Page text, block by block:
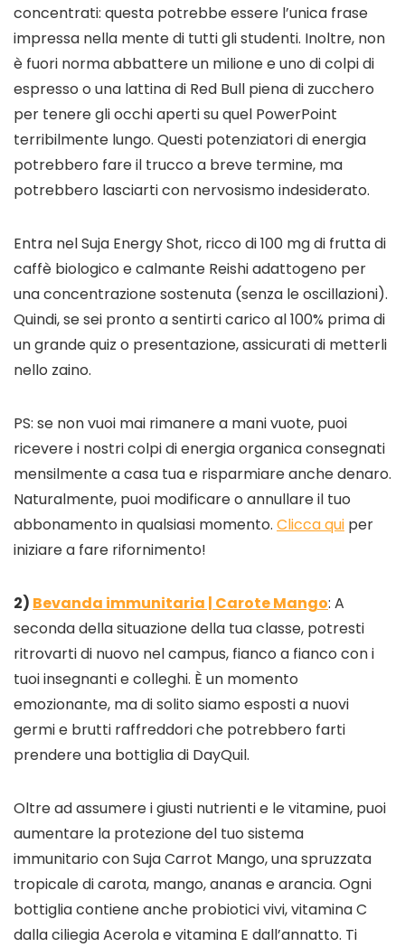
concentrati: questa potrebbe essere l’unica frase
impressa nella mente di tutti gli studenti. Inoltre, non
è fuori norma abbattere un milione e uno di colpi di
espresso o una lattina di Red Bull piena di zucchero
per tenere gli occhi aperti su quel PowerPoint
terribilmente lungo. Questi potenziatori di energia
potrebbero fare il trucco a breve termine, ma
potrebbero lasciarti con nervosismo indesiderato.
Entra nel Suja Energy Shot, ricco di 100 mg di frutta di
caffè biologico e calmante Reishi adattogeno per
una concentrazione sostenuta (senza le oscillazioni).
Quindi, se sei pronto a sentirti carico al 100% prima di
un grande quiz o presentazione, assicurati di metterli
nello zaino.
PS: se non vuoi mai rimanere a mani vuote, puoi
ricevere i nostri colpi di energia organica consegnati
mensilmente a casa tua e risparmiare anche denaro.
Naturalmente, puoi modificare o annullare il tuo
abbonamento in qualsiasi momento. Clicca qui per
iniziare a fare rifornimento!
2) Bevanda immunitaria | Carote Mango: A
seconda della situazione della tua classe, potresti
ritrovarti di nuovo nel campus, fianco a fianco con i
tuoi insegnanti e colleghi. È un momento
emozionante, ma di solito siamo esposti a nuovi
germi e brutti raffreddori che potrebbero farti
prendere una bottiglia di DayQuil.
Oltre ad assumere i giusti nutrienti e le vitamine, puoi
aumentare la protezione del tuo sistema
immunitario con Suja Carrot Mango, una spruzzata
tropicale di carota, mango, ananas e arancia. Ogni
bottiglia contiene anche probiotici vivi, vitamina C
dalla ciliegia Acerola e vitamina E dall’annatto. Ti